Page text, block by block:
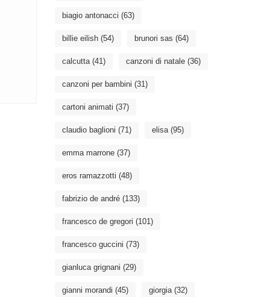
biagio antonacci (63)
billie eilish (54) brunori sas (64)
calcutta(41) canzoni di natale (36)
canzoni per bambini (31)
cartoni animati (37)
claudio baglioni (71) elisa(95)
emma marrone (37)
eros ramazzotti (48)
fabrizio de andré (133)
francesco de gregori (101)
francesco guccini (73)
gianluca grignani (29)
gianni morandi (45) giorgia(32)